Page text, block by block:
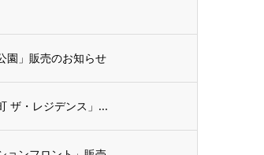
園」販売のお知らせ
ザ・レジデンス」...